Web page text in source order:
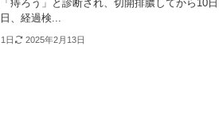
痔ろう」と診断され、切開排膿してから10日
、経過検...
日 2025年2月13日